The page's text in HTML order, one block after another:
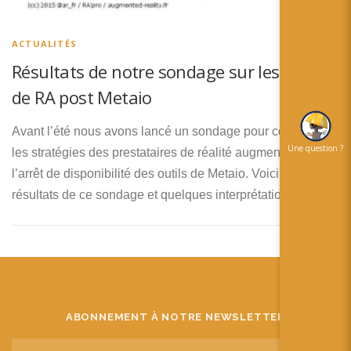
Español
ACTUALITÉS
Résultats de notre sondage sur les outils
de RA post Metaio
Avant l’été nous avons lancé un sondage pour connaitre
les stratégies des prestataires de réalité augmentée suite à
l’arrêt de disponibilité des outils de Metaio. Voici les
résultats de ce sondage et quelques interprétations.
ABONNEMENT À NOTRE NEWSLETTER
Une question ?